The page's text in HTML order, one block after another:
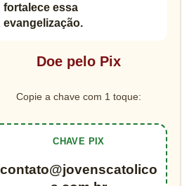
fortalece essa
evangelização.
Doe pelo Pix
Copie a chave com 1 toque:
CHAVE PIX
contato@jovenscatolico